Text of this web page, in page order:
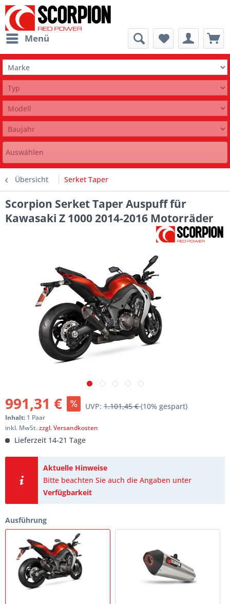
Menü
Auswählen
Übersicht Serket Taper
Scorpion Serket Taper Auspuff für
Kawasaki Z 1000 2014-2016 Motorräder
991,31 € UVP: 1.101,45 €(10% gespart)
Inhalt: 1 Paar
inkl. MwSt.zzgl. Versandkosten
Lieferzeit 14-21 Tage
Aktuelle Hinweise
Bitte beachten Sie auch die Angaben unter
Verfügbarkeit
Ausführung